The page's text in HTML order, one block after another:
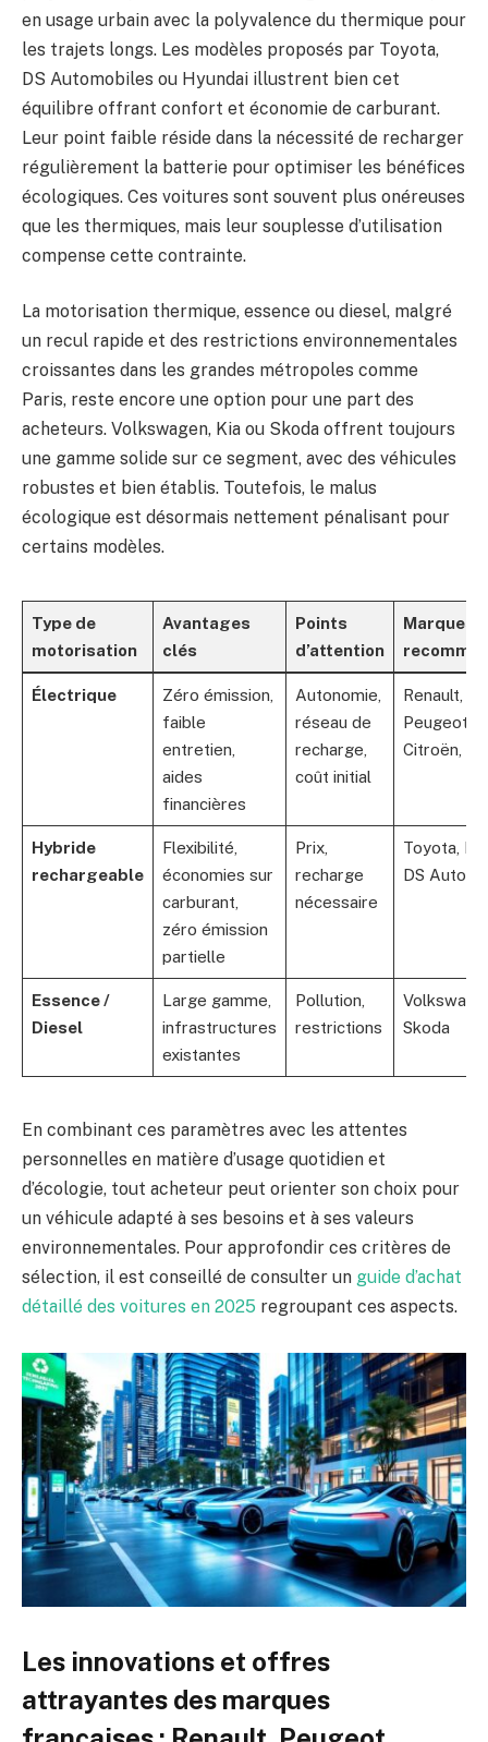
en usage urbain avec la polyvalence du thermique pour
les trajets longs. Les modèles proposés par Toyota,
DS Automobiles ou Hyundai illustrent bien cet
équilibre offrant confort et économie de carburant.
Leur point faible réside dans la nécessité de recharger
régulièrement la batterie pour optimiser les bénéfices
écologiques. Ces voitures sont souvent plus onéreuses
que les thermiques, mais leur souplesse d’utilisation
compense cette contrainte.
La motorisation thermique, essence ou diesel, malgré
un recul rapide et des restrictions environnementales
croissantes dans les grandes métropoles comme
Paris, reste encore une option pour une part des
acheteurs. Volkswagen, Kia ou Skoda offrent toujours
une gamme solide sur ce segment, avec des véhicules
robustes et bien établis. Toutefois, le malus
écologique est désormais nettement pénalisant pour
certains modèles.
Type de
motorisation
Avantages
clés
Points
d’attention
Marques
Électrique
Zéro émission,
faible
entretien,
aides
financières
Autonomie,
réseau de
recharge,
coût initial
Renault,
Peugeot,
Citroën,
Hybride
rechargeable
Flexibilité,
économies sur
carburant,
zéro émission
partielle
Prix,
recharge
nécessaire
Toyota,
DS
Essence /
Diesel
Large gamme,
infrastructures
existantes
Pollution,
restrictions
Skoda
En combinant ces paramètres avec les attentes
personnelles en matière d’usage quotidien et
d’écologie, tout acheteur peut orienter son choix pour
un véhicule adapté à ses besoins et à ses valeurs
environnementales. Pour approfondir ces critères de
sélection, il est conseillé de consulter un guide d’achat
détaillé des voitures en 2025 regroupant ces aspects.
Les innovations et offres
attrayantes des marques